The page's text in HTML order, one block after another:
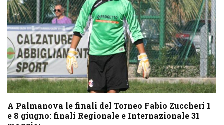
A Palmanova le finali del Torneo Fabio Zuccheri 1
e 8 giugno: finali Regionale e Internazionale 31